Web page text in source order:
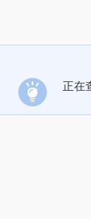
正在